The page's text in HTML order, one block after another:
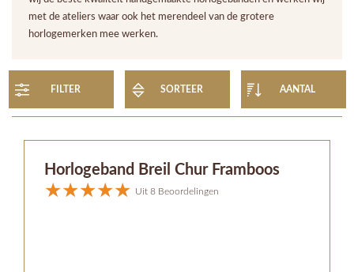
met de ateliers waar ook het merendeel van de grotere
horlogemerken mee werken.
FILTER SORTEER AANTAL
Horlogeband Breil Chur Framboos
Uit 8 Beoordelingen